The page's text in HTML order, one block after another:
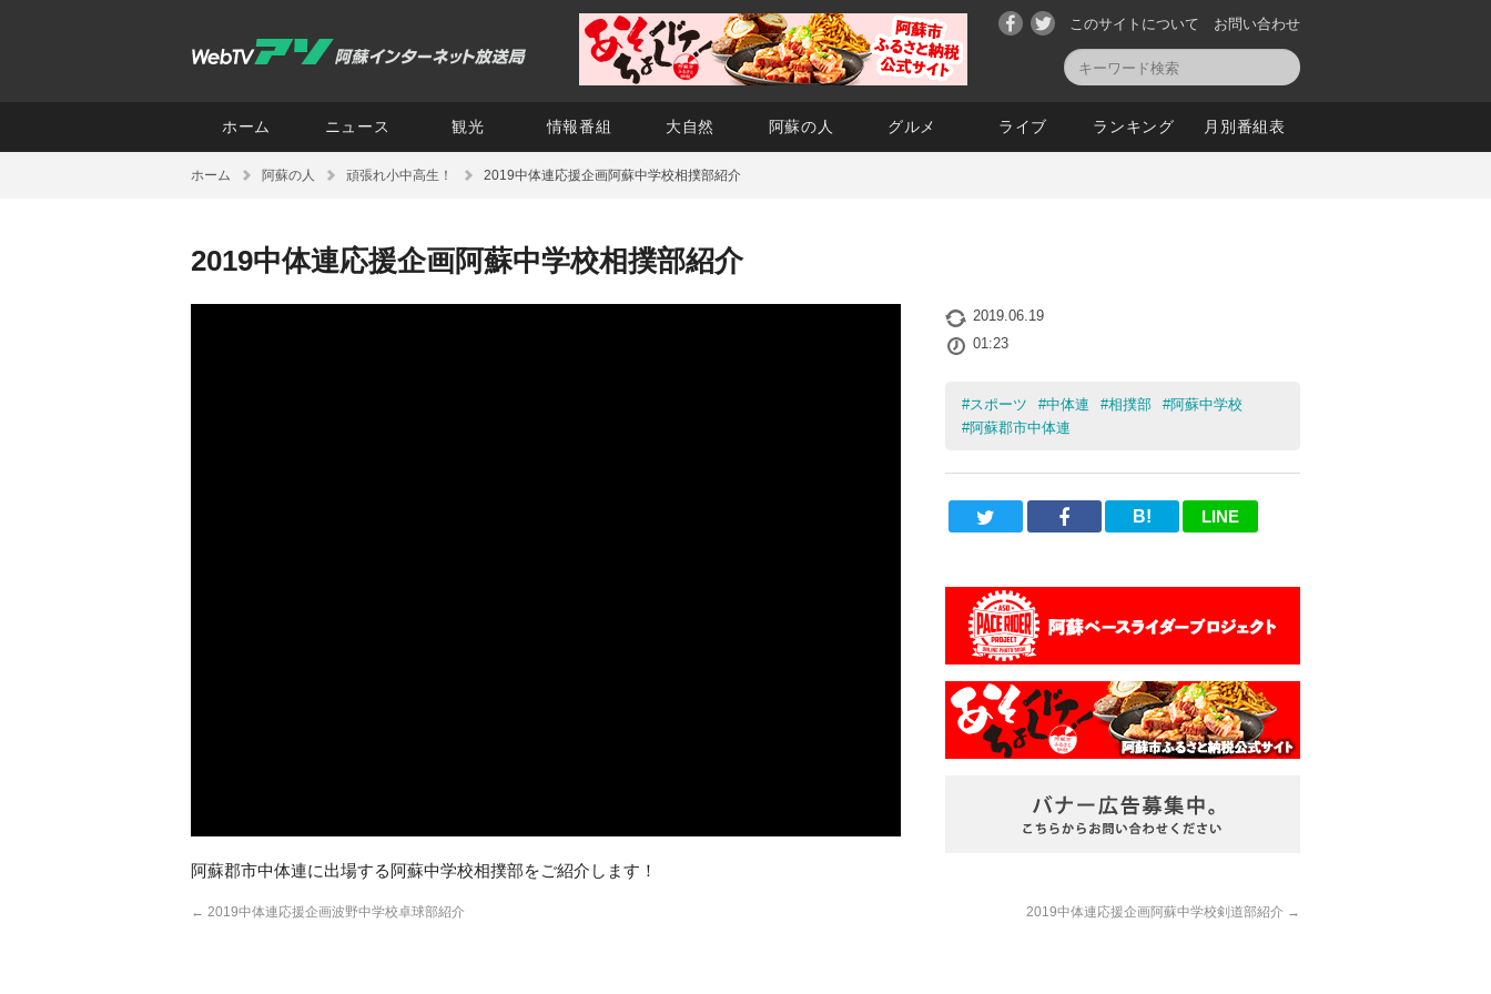
お問い合わせ
このサイトについて
ホーム ニュース 観光 情報番組 大自然 阿蘇の人 グルメ ライブ ランキング 月別番組表
ホーム 阿蘇の人 頑張れ小中高生！ 2019中体連応援企画阿蘇中学校相撲部紹介
2019中体連応援企画阿蘇中学校相撲部紹介
阿蘇郡市中体連に出場する阿蘇中学校相撲部をご紹介します！
2019.06.19
01:23
#スポーツ #中体連 #相撲部 #阿蘇中学校
#阿蘇郡市中体連
B! LINE
← 2019中体連応援企画波野中学校卓球部紹介 2019中体連応援企画阿蘇中学校剣道部紹介 →